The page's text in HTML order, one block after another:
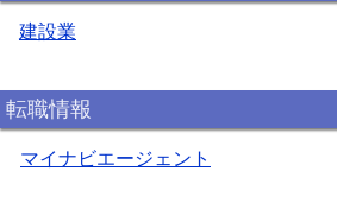
建設業
転職情報
マイナビエージェント